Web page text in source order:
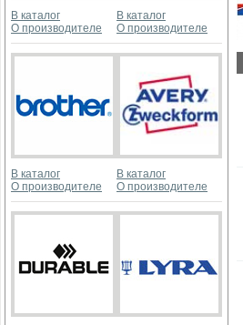
В каталог
О производителе
В каталог
О производителе
В каталог
О производителе
В каталог
О производителе